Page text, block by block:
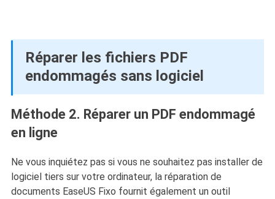
Réparer les fichiers PDF
endommagés sans logiciel
Méthode 2. Réparer un PDF endommagé
en ligne
Ne vous inquiétez pas si vous ne souhaitez pas installer de
logiciel tiers sur votre ordinateur, la réparation de
documents EaseUS Fixo fournit également un outil